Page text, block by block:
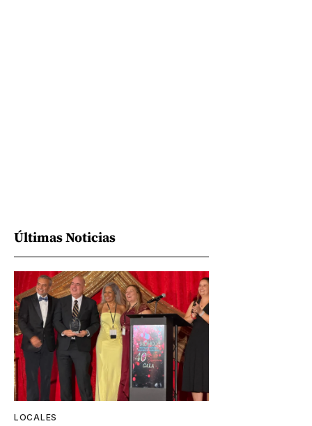
Últimas Noticias
LOCALES